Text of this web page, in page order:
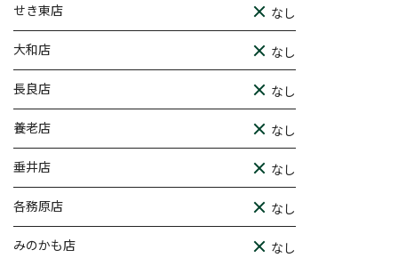
せき東店 なし
大和店 なし
長良店 なし
養老店 なし
垂井店 なし
各務原店 なし
みのかも店 なし